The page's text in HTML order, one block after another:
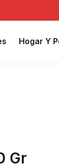
Hogar Y
Gr